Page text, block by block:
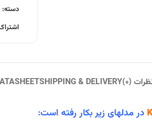
دسته:
(0)
SHIPPING & DELIVERY
درمدلهای زیر بکار رفته است: